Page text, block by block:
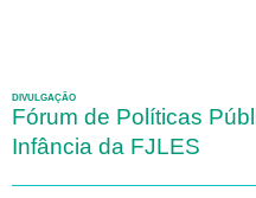
DIVULGAÇÃO
Fórum de Políticas
Infância da FJLES